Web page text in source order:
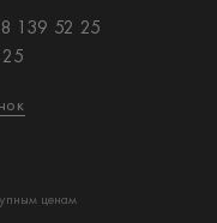
139 52 25
ценам